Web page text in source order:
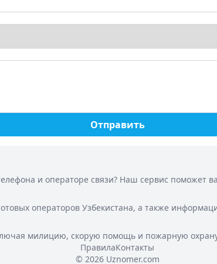
Отправить
и операторе связи? Наш сервис поможет
операторов Узбекистана, а также
милицию, скорую помощь и пожарную
ПравилаКонтакты
© 2026 Uznomer.com